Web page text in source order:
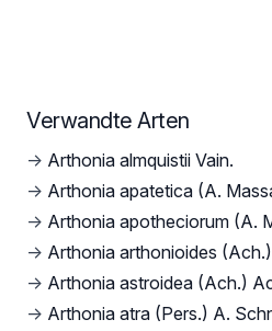
Verwandte Arten
→ Arthonia almquistii Vain.
→ Arthonia apatetica (A.
→ Arthonia apotheciorum (A.
→ Arthonia arthonioides
→ Arthonia astroidea (Ach.)
→ Arthonia atra (Pers.) A.